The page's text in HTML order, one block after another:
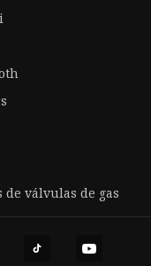
de válvulas de gas